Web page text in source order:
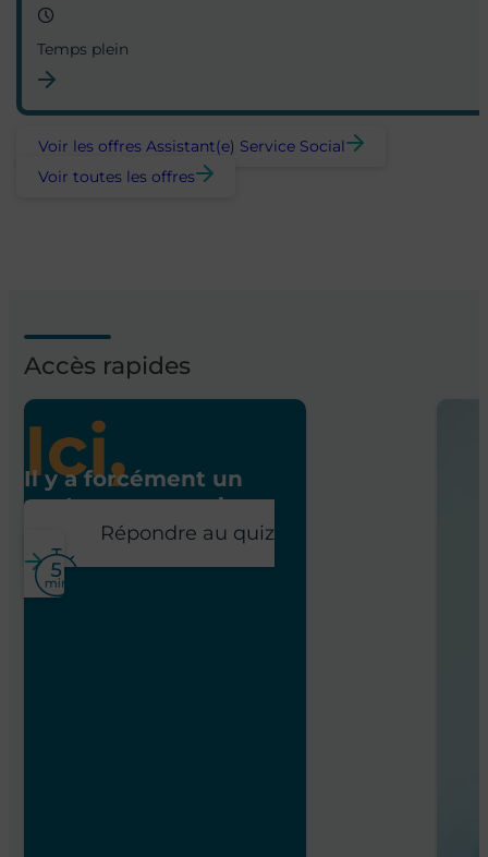
Temps plein
Voir les offres Assistant(e) Service Social
Voir toutes les offres
Accès rapides
Ici,
Il y a forcément un
poste pour vous !
Répondre au quiz